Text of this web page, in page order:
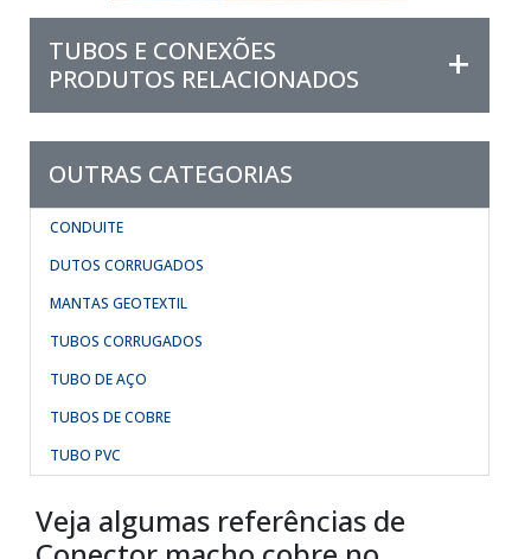
TUBOS E CONEXÕES
PRODUTOS RELACIONADOS
OUTRAS CATEGORIAS
CONDUITE
DUTOS CORRUGADOS
MANTAS GEOTEXTIL
TUBOS CORRUGADOS
TUBO DE AÇO
TUBOS DE COBRE
TUBO PVC
Veja algumas referências de